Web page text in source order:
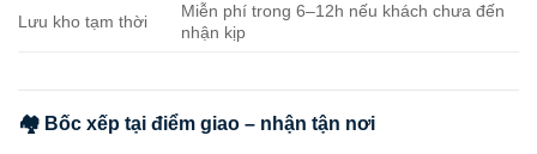
Lưu kho tạm thời
Miễn phí trong 6–12h nếu khách chưa đến
nhận kịp
🏘️ Bốc xếp tại điểm giao – nhận tận nơi